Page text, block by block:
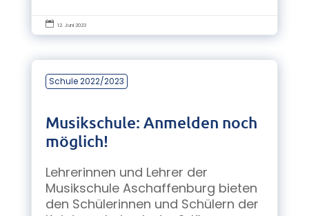
 12. Juni 2023
Schule 2022/2023
Musikschule: Anmelden noch
möglich!
Lehrerinnen und Lehrer der
Musikschule Aschaffenburg bieten
den Schülerinnen und Schülern der